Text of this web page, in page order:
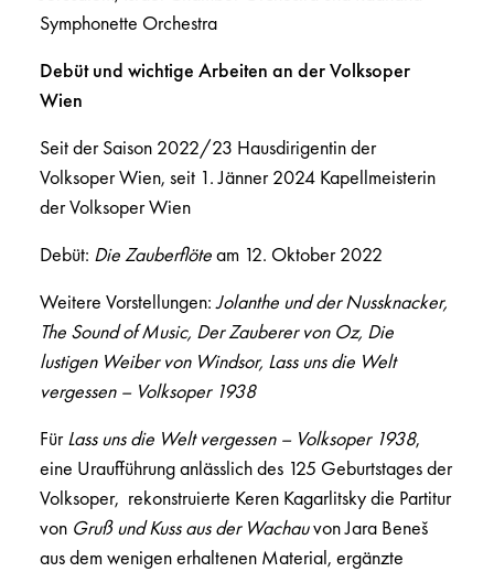
Symphonette Orchestra
Debüt und wichtige Arbeiten an der Volksoper
Wien
Seit der Saison 2022/23 Hausdirigentin der
Volksoper Wien, seit 1. Jänner 2024 Kapellmeisterin
der Volksoper Wien
Debüt: Die Zauberflöteam 12. Oktober 2022
Weitere Vorstellungen:Jolanthe und der Nussknacker,
The Sound of Music, Der Zauberer von Oz, Die
lustigen Weiber von Windsor, Lass uns die Welt
vergessen – Volksoper 1938
FürLass uns die Welt vergessen – Volksoper 1938,
eine Uraufführung anlässlich des 125 Geburtstages der
Volksoper, rekonstruierte Keren Kagarlitsky die Partitur
von Gruß und Kuss aus der Wachauvon Jara Beneš
aus dem wenigen erhaltenen Material, ergänzte